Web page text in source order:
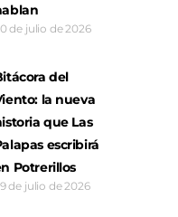
de julio de 2026
del
la nueva
que Las
escribirá
Potrerillos
de julio de 2026